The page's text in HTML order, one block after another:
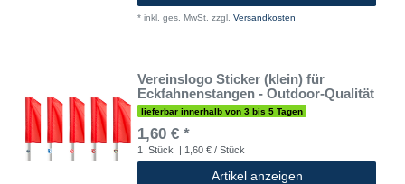
* inkl. ges. MwSt. zzgl. Versandkosten
Vereinslogo Sticker (klein) für
Eckfahnenstangen - Outdoor-Qualität
lieferbar innerhalb von 3 bis 5 Tagen
1,60 € *
1 Stück | 1,60 € / Stück
Artikel anzeigen